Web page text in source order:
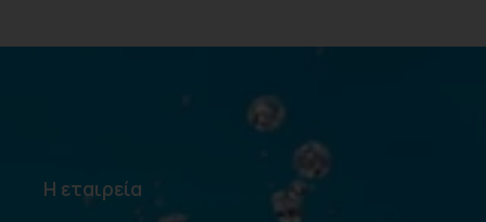
Η εταιρεία